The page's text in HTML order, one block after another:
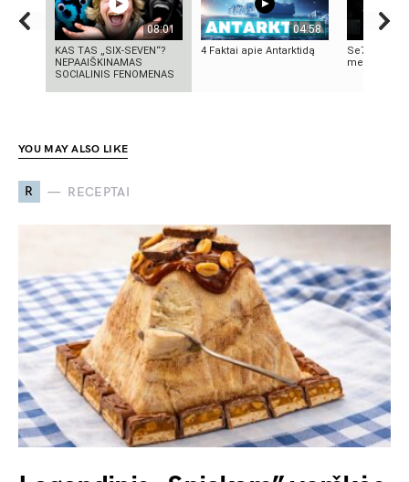
08:01
KAS TAS „SIX-SEVEN“?
NEPAAIŠKINAMAS
SOCIALINIS FENOMENAS
04:58
4 Faktai apie Antarktidą
Se7en –
meno
YOU MAY ALSO LIKE
R RECEPTAI